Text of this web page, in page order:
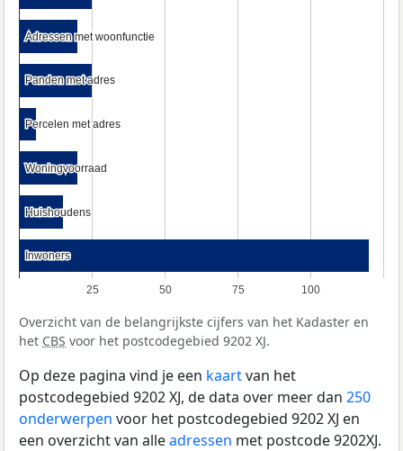
25 50 75 100
Adressen met woonfunctie
Adressen met woonfunctie
Panden met adres
Panden met adres
Percelen met adres
Percelen met adres
Woningvoorraad
Woningvoorraad
Huishoudens
Huishoudens
Inwoners
Inwoners
Overzicht van de belangrijkste cijfers van het Kadaster en
het CBS voor het postcodegebied 9202 XJ.
Op deze pagina vind je een kaartvan het
postcodegebied 9202 XJ, de data over meer dan 250
onderwerpen voor het postcodegebied 9202 XJ en
een overzicht van alleadressen met postcode 9202XJ.